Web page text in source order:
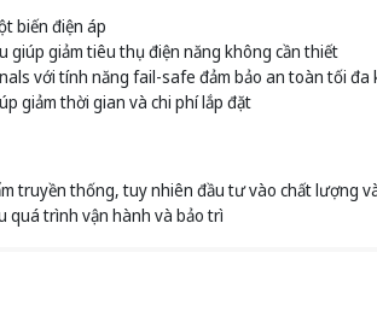
biến điện áp
giúp giảm tiêu thụ điện năng không cần thiết
với tính năng fail-safe đảm bảo an toàn tối đa
giảm thời gian và chi phí lắp đặt
truyền thống, tuy nhiên đầu tư vào chất lượng
quá trình vận hành và bảo trì